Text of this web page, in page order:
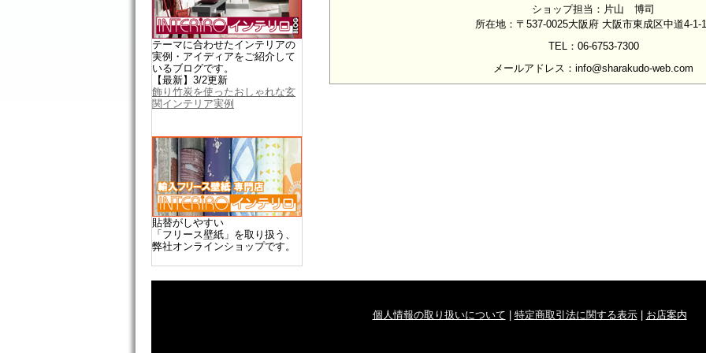
テーマに合わせたインテリアの
実例・アイディアをご紹介して
いるブログです。
【最新】3/2更新
飾り竹炭を使ったおしゃれな玄
関インテリア実例
貼替がしやすい
「フリース壁紙」を取り扱う、
弊社オンラインショップです。
ショップ担当：片山 博司
所在地：〒537-0025大阪府 大阪市東成区中道4-1-
TEL：06-6753-7300
メールアドレス：info@sharakudo-web.com
個人情報の取り扱いについて 特定商取引法に関する表示| お店案内